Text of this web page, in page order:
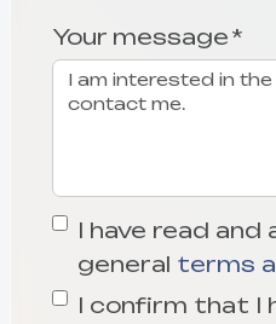
Your message *
I have read
general terms
I confirm that I